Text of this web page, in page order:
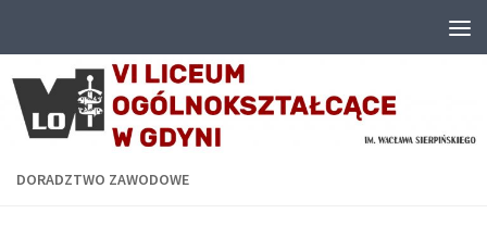
DORADZTWO ZAWODOWE